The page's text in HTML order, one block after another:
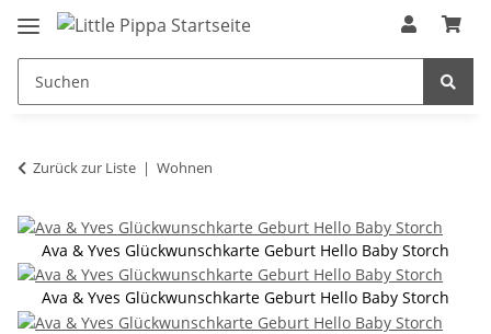
Zum Hauptinhalt springen
springen
Zurück zur Liste Wohnen
Ava & Yves Glückwunschkarte Geburt Hello Baby Storch
Ava & Yves Glückwunschkarte Geburt Hello Baby Storch